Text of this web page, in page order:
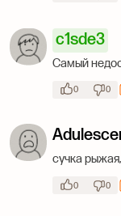
c1sde3
Самый
0 0
сучка
0 0